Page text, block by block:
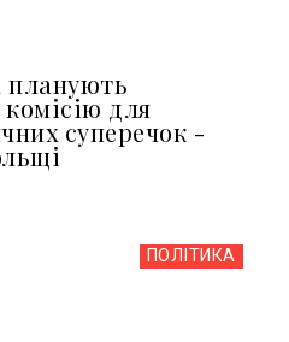
планують
для
суперечок -
ПОЛІТИКА